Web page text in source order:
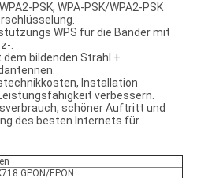
PSK, WPA-PSK/WPA2-PSK
WPS für die Bänder mit
.
bildenden Strahl +
Installation
verbessern.
schöner Auftritt und
des besten Internets für
GPON/EPON